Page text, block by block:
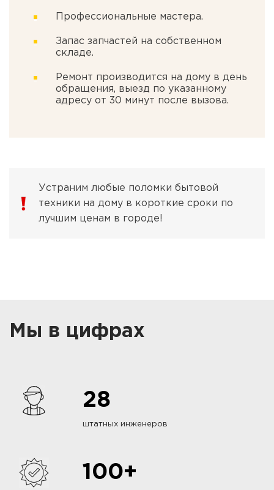
Профессиональные мастера.
Запас запчастей на собственном
складе.
Ремонт производится на дому в день
обращения, выезд по указанному
адресу от 30 минут после вызова.
Устраним любые поломки бытовой
техники на дому в короткие сроки по
лучшим ценам в городе!
Мы в цифрах
28
штатных инженеров
100+